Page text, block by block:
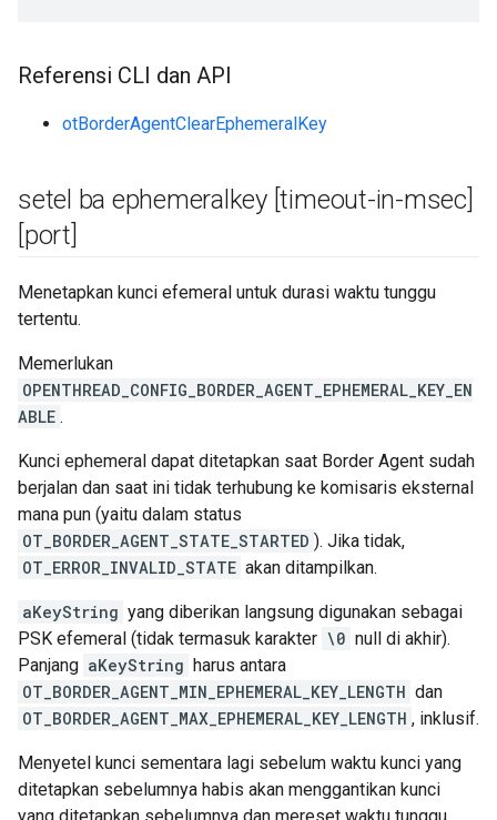
Referensi CLI dan API
otBorderAgentClearEphemeralKey
setel ba ephemeralkey [timeout-in-msec]
[port]
Menetapkan kunci efemeral untuk durasi waktu tunggu
tertentu.
Memerlukan
OPENTHREAD_CONFIG_BORDER_AGENT_EPHEMERAL_KEY_EN
ABLE .
Kunci ephemeral dapat ditetapkan saat Border Agent sudah
berjalan dan saat ini tidak terhubung ke komisaris eksternal
mana pun (yaitu dalam status
OT_BORDER_AGENT_STATE_STARTED ). Jika tidak,
OT_ERROR_INVALID_STATE akan ditampilkan.
aKeyString yang diberikan langsung digunakan sebagai
PSK efemeral (tidak termasuk karakter \0 null di akhir).
Panjang aKeyString harus antara
OT_BORDER_AGENT_MIN_EPHEMERAL_KEY_LENGTH dan
OT_BORDER_AGENT_MAX_EPHEMERAL_KEY_LENGTH , inklusif.
Menyetel kunci sementara lagi sebelum waktu kunci yang
ditetapkan sebelumnya habis akan menggantikan kunci